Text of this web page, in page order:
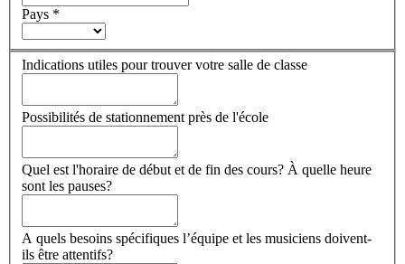
Pays *
Indications utiles pour trouver votre salle de classe
Possibilités de stationnement près de l'école
Quel est l'horaire de début et de fin des cours? À quelle heure
sont les pauses?
A quels besoins spécifiques l’équipe et les musiciens doivent-
ils être attentifs?